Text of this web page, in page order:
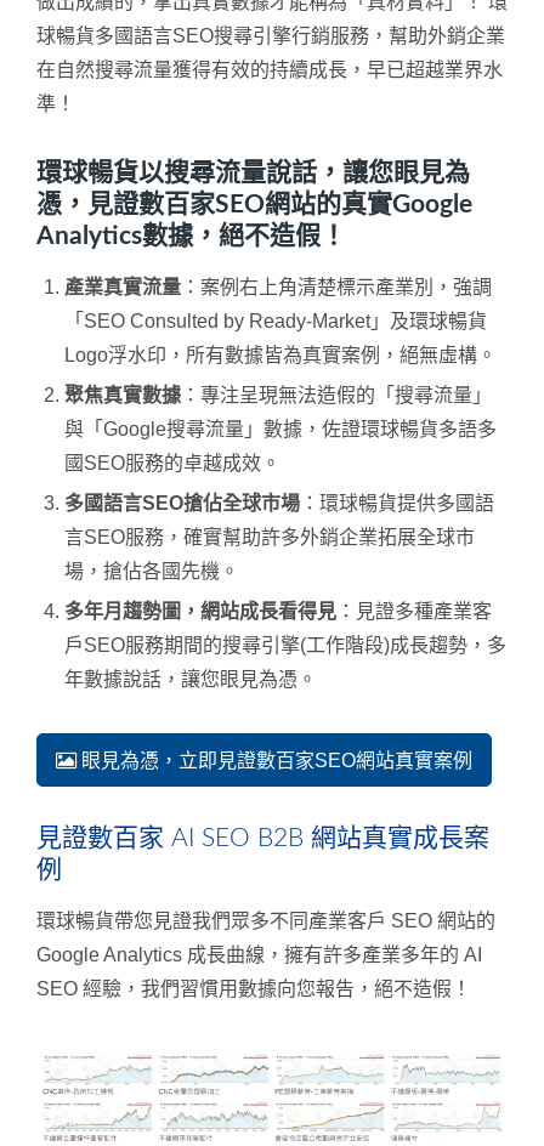
球暢貨多國語言SEO搜尋引擎行銷服務，幫助外銷企業
在自然搜尋流量獲得有效的持續成長，早已超越業界水
準！
環球暢貨以搜尋流量說話，讓您眼見為
憑，見證數百家SEO網站的真實Google
Analytics數據，絕不造假！
產業真實流量 ：案例右上角清楚標示產業別，強調
「SEO Consulted by Ready-Market」及環球暢貨
Logo浮水印，所有數據皆為真實案例，絕無虛構。
聚焦真實數據 ：專注呈現無法造假的「搜尋流量」
與「Google搜尋流量」數據，佐證環球暢貨多語多
國SEO服務的卓越成效。
多國語言SEO搶佔全球市場 ：環球暢貨提供多國語
言SEO服務，確實幫助許多外銷企業拓展全球市
場，搶佔各國先機。
多年月趨勢圖，網站成長看得見 ：見證多種產業客
戶SEO服務期間的搜尋引擎(工作階段)成長趨勢，多
年數據說話，讓您眼見為憑。
眼見為憑，立即見證數百家SEO網站真實案例
見證數百家 AI SEO B2B 網站真實成長案
例
環球暢貨帶您見證我們眾多不同產業客戶 SEO 網站的
Google Analytics 成長曲線，擁有許多產業多年的 AI
SEO 經驗，我們習慣用數據向您報告，絕不造假！